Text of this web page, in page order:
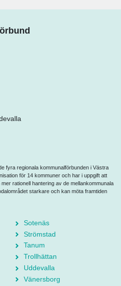
fyra regionala kommunalförbunden i Västra
för 14 kommuner och har i uppgift att
rationell hantering av de mellankommunala
starkare och kan möta framtiden
Sotenäs
Strömstad
Tanum
Trollhättan
Uddevalla
Vänersborg